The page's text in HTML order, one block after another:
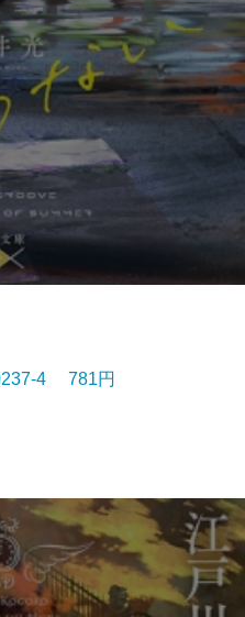
4 781円